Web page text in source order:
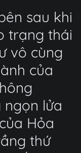
sau khi
trạng thái
vô cùng
của
lửa
Hỏa
thứ